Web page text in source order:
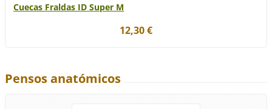
Cuecas Fraldas ID Super M
12,30 €
Pensos anatómicos